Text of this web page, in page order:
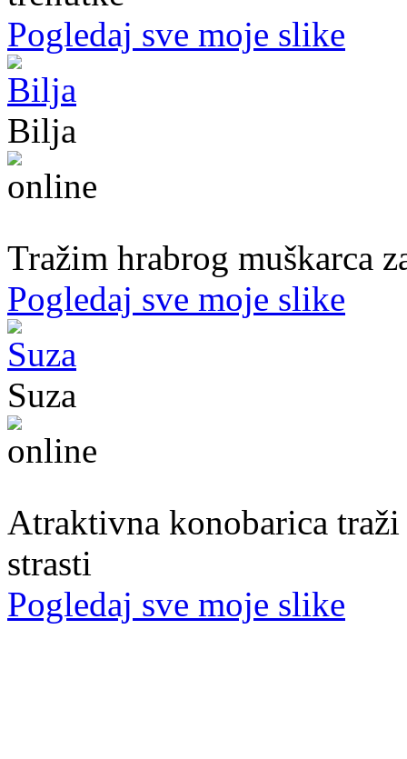
Pogledaj sve moje slike
Bilja
Tražim hrabrog muškarca
Pogledaj sve moje slike
Suza
Atraktivna konobarica
strasti
Pogledaj sve moje slike